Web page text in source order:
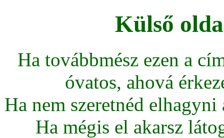
Külső
Ha továbbmész ezen a
óvatos, ahová
Ha nem szeretnéd
Ha mégis el akarsz